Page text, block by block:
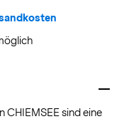
sind eine